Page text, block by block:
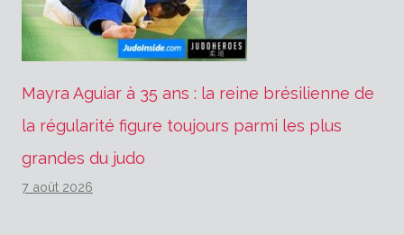
Mayra Aguiar à 35 ans : la reine brésilienne de
la régularité figure toujours parmi les plus
grandes du judo
7 août 2026